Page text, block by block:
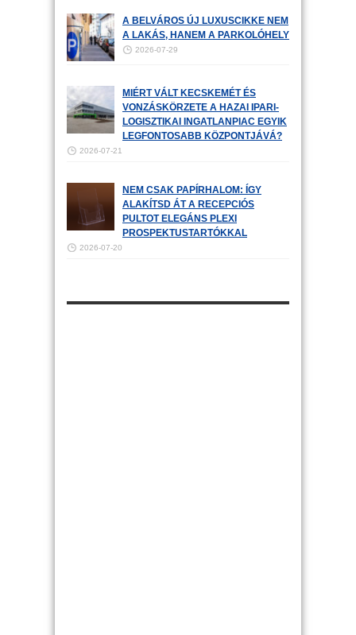
A BELVÁROS ÚJ LUXUSCIKKE NEM
A LAKÁS, HANEM A PARKOLÓHELY
2026-07-29
MIÉRT VÁLT KECSKEMÉT ÉS
VONZÁSKÖRZETE A HAZAI IPARI-
LOGISZTIKAI INGATLANPIAC EGYIK
LEGFONTOSABB KÖZPONTJÁVÁ?
2026-07-21
NEM CSAK PAPÍRHALOM: ÍGY
ALAKÍTSD ÁT A RECEPCIÓS
PULTOT ELEGÁNS PLEXI
PROSPEKTUSTARTÓKKAL
2026-07-20